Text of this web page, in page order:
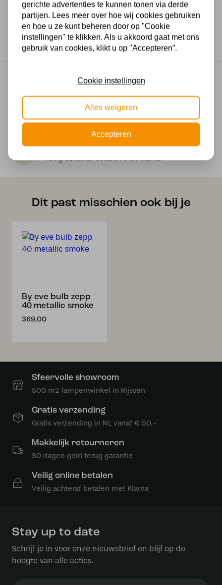
Wattage
3.5 watt
Gratis verzending
Makkelijk retourneren
30 dagen geld terug garantie
Veilig online betalen
Veilig achteraf betalen met Klarna
Dit past misschien ook bij je
By eve bulb zepp
40 metallic smoke
369,00
Sfeervolle showroom
500 m2 lampenwinkel in Rijssen
Gratis verzending
Gratis verzending in NL vanaf € 50,-
Makkelijk retourneren
30 dagen geld terug garantie
Veilig online betalen
Veilig achteraf betalen met Klarna
Stay up to date
Schrijf je in voor onze nieuwsbrief en blijf op de
hoogte van alle acties.
gerichte advertenties te kunnen tonen via derde
partijen. Lees meer over hoe wij cookies gebruiken
en hoe u ze kunt beheren door op "Cookie
instellingen" te klikken. Als u akkoord gaat met ons
gebruik van cookies, klikt u op "Accepteren”.
Cookie instellingen
Alles weigeren
Accepteren